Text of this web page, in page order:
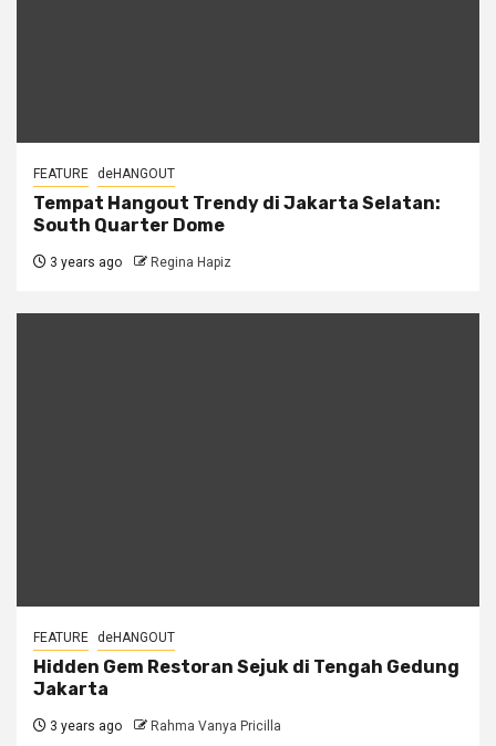
FEATURE deHANGOUT
Tempat Hangout Trendy di Jakarta Selatan:
South Quarter Dome
3 years ago Regina Hapiz
FEATURE deHANGOUT
Hidden Gem Restoran Sejuk di Tengah Gedung
Jakarta
3 years ago Rahma Vanya Pricilla